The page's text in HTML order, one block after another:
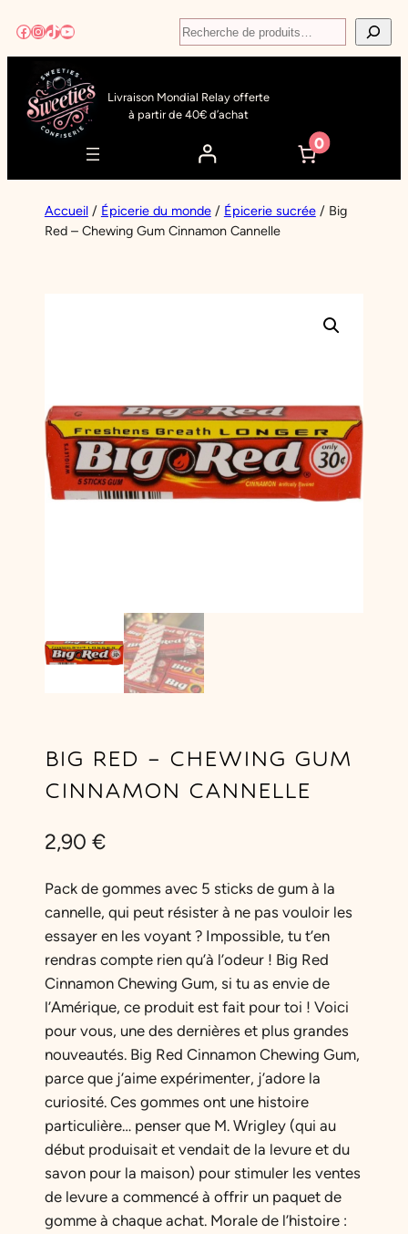
au
contenu
Facebook
Instagram
TikTok
YouTube Recherche
Livraison Mondial Relay offerte
à partir de 40€ d’achat
0
Accueil/ Épicerie du monde/ Épicerie sucrée/ Big
Red – Chewing Gum Cinnamon Cannelle
BIG RED – CHEWING GUM
CINNAMON CANNELLE
2,90 €
Pack de gommes avec 5 sticks de gum à la
cannelle, qui peut résister à ne pas vouloir les
essayer en les voyant ? Impossible, tu t’en
rendras compte rien qu’à l’odeur ! Big Red
Cinnamon Chewing Gum, si tu as envie de
l’Amérique, ce produit est fait pour toi ! Voici
pour vous, une des dernières et plus grandes
nouveautés. Big Red Cinnamon Chewing Gum,
parce que j’aime expérimenter, j’adore la
curiosité. Ces gommes ont une histoire
particulière… penser que M. Wrigley (qui au
début produisait et vendait de la levure et du
savon pour la maison) pour stimuler les ventes
de levure a commencé à offrir un paquet de
gomme à chaque achat. Morale de l’histoire :